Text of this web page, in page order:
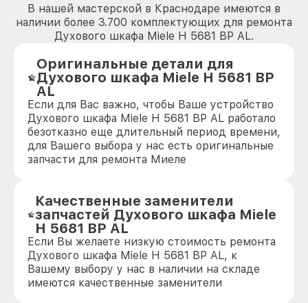
В нашей мастерской в Краснодаре имеются в
наличии более 3.700 комплектующих для ремонта
Духового шкафа Miele H 5681 BP AL.
Оригинальные детали для
Духового шкафа Miele H 5681 BP
AL
Если для Вас важно, чтобы Ваше устройство
Духового шкафа Miele H 5681 BP AL работало
безотказно еще длительный период времени,
для Вашего выбора у нас есть оригинальные
запчасти для ремонта Миеле
Качественные заменители
запчастей Духового шкафа Miele
H 5681 BP AL
Если Вы желаете низкую стоимость ремонта
Духового шкафа Miele H 5681 BP AL, к
Вашему выбору у нас в наличии на складе
имеются качественные заменители